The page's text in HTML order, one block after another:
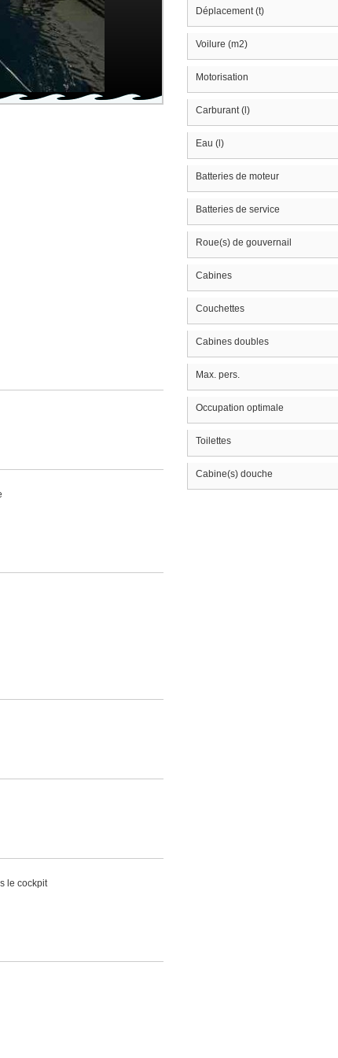
le cockpit
Déplacement (t)
Voilure (m2)
Motorisation
Carburant (l)
Eau (l)
Batteries de moteur
Batteries de service
Roue(s) de gouvernail
Cabines
Couchettes
Cabines doubles
Max. pers.
Occupation optimale
Toilettes
Cabine(s) douche